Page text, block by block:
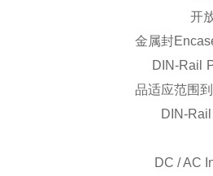
开放式
金属封
DIN-Rail
品适应范围
DIN-Rail
DC / AC